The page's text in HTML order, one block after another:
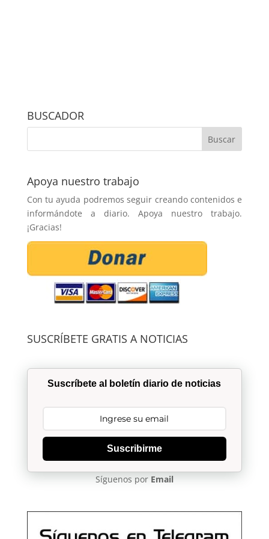
BUSCADOR
Apoya nuestro trabajo
Con tu ayuda podremos seguir creando contenidos e
informándote a diario. Apoya nuestro trabajo.
¡Gracias!
SUSCRÍBETE GRATIS A NOTICIAS
Suscríbete al boletín diario de noticias
Suscribirme
Síguenos por Email